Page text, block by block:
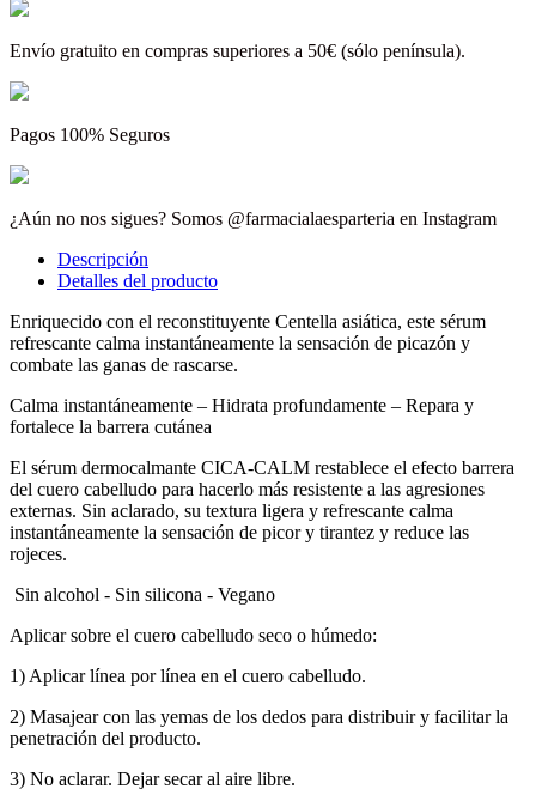
Envío gratuito en compras superiores a 50€ (sólo península).
Pagos 100% Seguros
¿Aún no nos sigues? Somos @farmacialaesparteria en Instagram
Descripción
Detalles del producto
Enriquecido con el reconstituyente Centella asiática, este sérum
refrescante calma instantáneamente la sensación de picazón y
combate las ganas de rascarse.
Calma instantáneamente – Hidrata profundamente – Repara y
fortalece la barrera cutánea
El sérum dermocalmante CICA-CALM restablece el efecto barrera
del cuero cabelludo para hacerlo más resistente a las agresiones
externas. Sin aclarado, su textura ligera y refrescante calma
instantáneamente la sensación de picor y tirantez y reduce las
rojeces.
Sin alcohol - Sin silicona - Vegano
Aplicar sobre el cuero cabelludo seco o húmedo:
1) Aplicar línea por línea en el cuero cabelludo.
2) Masajear con las yemas de los dedos para distribuir y facilitar la
penetración del producto.
3) No aclarar. Dejar secar al aire libre.